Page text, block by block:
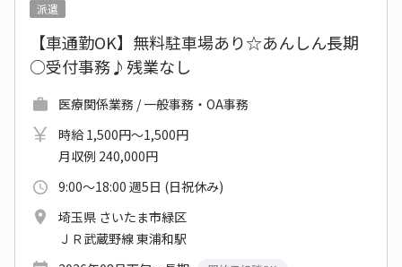
派遣
【車通勤OK】無料駐車場あり☆あんしん長期
○受付事務♪残業なし
医療関係業務 / 一般事務・OA事務
時給 1,500円～1,500円
月収例 240,000円
9:00～18:00 週5日 (日祝休み)
埼玉県 さいたま市緑区
ＪＲ武蔵野線 東浦和駅